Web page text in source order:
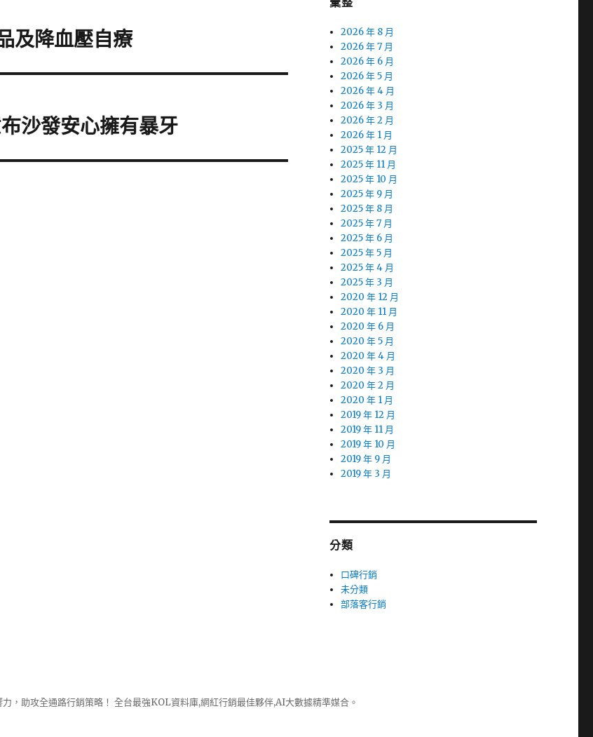
及降血壓自療
沙發安心擁有暴牙
2026 年 8 月
2026 年 7 月
2026 年 6 月
2026 年 5 月
2026 年 4 月
2026 年 3 月
2026 年 2 月
2026 年 1 月
2025 年 12 月
2025 年 11 月
2025 年 10 月
2025 年 9 月
2025 年 8 月
2025 年 7 月
2025 年 6 月
2025 年 5 月
2025 年 4 月
2025 年 3 月
2020 年 12 月
2020 年 11 月
2020 年 6 月
2020 年 5 月
2020 年 4 月
2020 年 3 月
2020 年 2 月
2020 年 1 月
2019 年 12 月
2019 年 11 月
2019 年 10 月
2019 年 9 月
2019 年 3 月
分類
口碑行銷
未分類
部落客行銷
，助攻全通路行銷策略！ 全台最強KOL資料庫,網紅行銷最佳夥伴,AI大數據精準媒合。